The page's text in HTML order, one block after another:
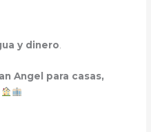
y dinero
Angel para casas,